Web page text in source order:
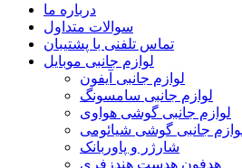
درباره ما
سوالات متداول
تماس تلفنی با پشتیبان
لوازم جانبی موبایل
لوازم جانبی آیفون
لوازم جانبی سامسونگ
لوازم جانبی گوشی هواوی
جانبی گوشی شیائومی
شارژر و پاوربانک
هدفون هدست هندزفری